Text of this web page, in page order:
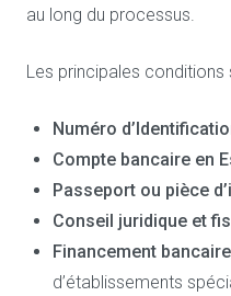
au long du processus.
Les principales conditions
Numéro
Compte bancaire en
Passeport ou pièce
Conseil juridique et
Financement bancaire
d’établissements